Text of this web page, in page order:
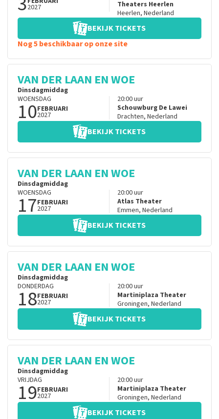
2027
Theaters Heerlen
Heerlen, Nederland
BEKIJK TICKETS
Nog 5 beschikbaar op onze site
VAN DER LAAN EN WOE
Dinsdagmiddag
WOENSDAG
10FEBRUARI
2027
20:00uur
Schouwburg De Lawei
Drachten, Nederland
BEKIJK TICKETS
VAN DER LAAN EN WOE
Dinsdagmiddag
WOENSDAG
17FEBRUARI
2027
20:00uur
Atlas Theater
Emmen, Nederland
BEKIJK TICKETS
VAN DER LAAN EN WOE
Dinsdagmiddag
DONDERDAG
18FEBRUARI
2027
20:00uur
Martiniplaza Theater
Groningen, Nederland
BEKIJK TICKETS
VAN DER LAAN EN WOE
Dinsdagmiddag
VRIJDAG
19FEBRUARI
2027
20:00uur
Martiniplaza Theater
Groningen, Nederland
BEKIJK TICKETS